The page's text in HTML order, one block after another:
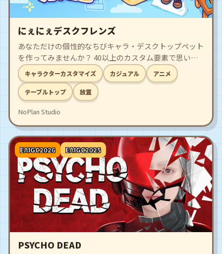
にぇにぇデスクフレンズ
あなただけの個性的なちびキャラ・デスクトップペット
を作ってみませんか？ 40以上のカスタム要素で思い通
りのキャラクターをデザインして、デスクトップであな
たと触れ合いながら、単調な作業や勉強時間をそっと彩
ってくれます。
キャラクターカスタマイズ カジュアル アニメ
テーブルトップ 放置
NoPlan Studio
EAIGC2026 EAIGC2025
PSYCHO DEAD